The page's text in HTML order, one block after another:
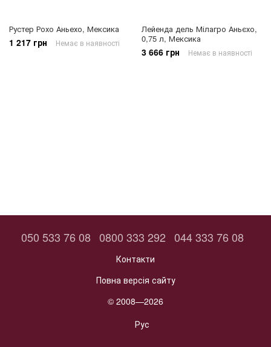
Рустер Рохо Аньехо, Мексика
1 217 грн Немає в наявності
Лейенда дель Мілагро Аньєхо,
0,75 л, Мексика
3 666 грн Немає в наявності
050 533 76 08 0800 333 292 044 333 76 08
Контакти
Повна версія сайту
© 2008—2026
Рус